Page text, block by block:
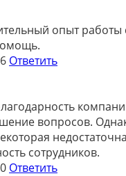
опыт работы
Ответить
вопросов.
сотрудников.
Ответить